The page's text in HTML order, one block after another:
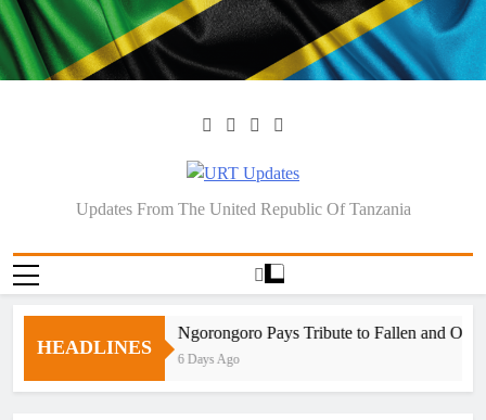
Skip
to
content
URT Updates
Updates From The United Republic Of Tanzania
HEADLINES
Ngorongoro Pays Tribute to Fallen and
6 Days Ago